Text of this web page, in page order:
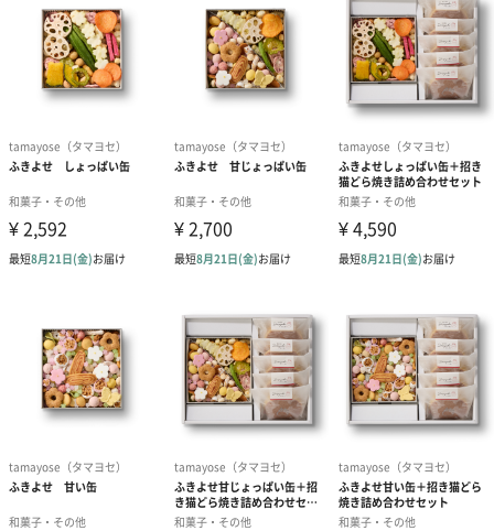
新しい楽しさをのせて日本へ世界へ発信します。
商品詳細情報
外装サイズ
縦15cm×横15cm×高さ4cm
費期限
製造日より30日
購入者最低保
証残存賞味期
報
乳成分・卵・小麦・そば・落花生・えび・大豆・バナ
ナ・ゼラチン
原材料
◾️甘いゾーン
【生姜ぼうろ】
小麦粉(国内製造)、澱粉、砂糖、水飴、鶏卵、生姜/香
料、膨張剤
【ぼうろ】
小麦粉(国内製造)、砂糖、鶏卵、澱粉、マーガリン、
全粉乳、ブドウ糖、食塩/乳化剤、カロチン色素、酸化
防止剤(V.E)、香料、膨張剤
#40代 #50代 #70代 #80代 #90代